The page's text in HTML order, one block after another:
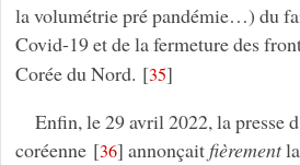
la volumétrie pré pandémie…) du
Covid-19 et de la fermeture des
Corée du Nord. [35]
Enfin, le 29 avril 2022, la presse
coréenne[36] annonçait fièrementla